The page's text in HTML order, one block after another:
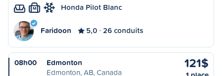
M Honda Pilot Blanc
Faridoon 5,0 26 conduits
08h00
Edmonton
Edmonton, AB, Canada
121$